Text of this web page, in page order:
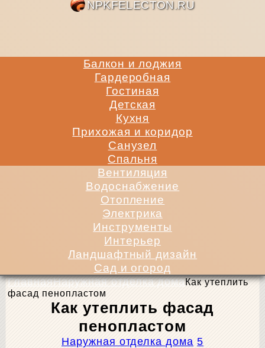
Балкон и лоджия
Гардеробная
Гостиная
Детская
Кухня
Прихожая и коридор
Санузел
Спальня
Вентиляция
Водоснабжение
Отопление
Электрика
Инструменты
Интерьер
Ландшафтный дизайн
Сад и огород
ГлавнаяНаружная отделка домаКак утеплить
фасад пенопластом
Как утеплить фасад
пенопластом
Наружная отделка дома 5